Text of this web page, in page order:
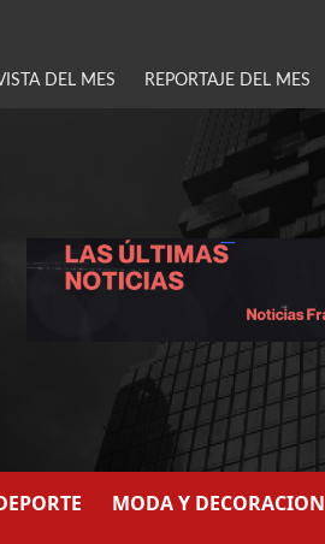
DEL MES REPORTAJE DEL MES
MODA Y DECORACION